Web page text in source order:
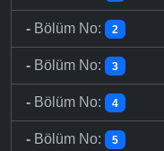
- Bölüm No: 2
- Bölüm No: 3
- Bölüm No: 4
- Bölüm No: 5